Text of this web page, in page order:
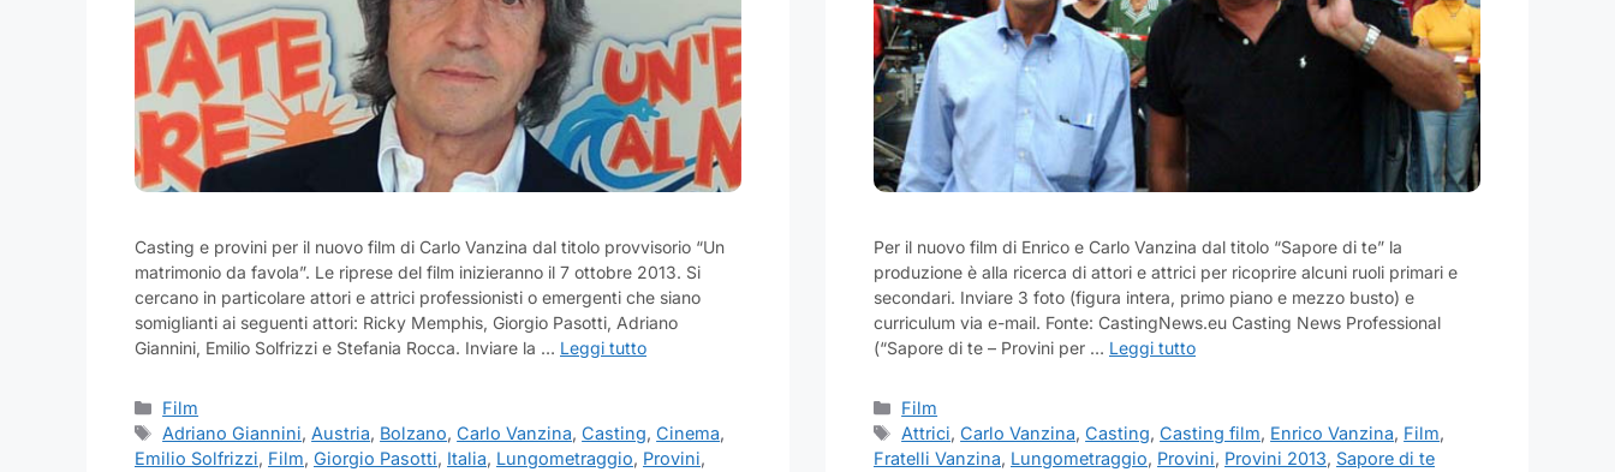
Casting e provini per il nuovo film di Carlo Vanzina dal titolo provvisorio “Un
matrimonio da favola”. Le riprese del film inizieranno il 7 ottobre 2013. Si
cercano in particolare attori e attrici professionisti o emergenti che siano
somiglianti ai seguenti attori: Ricky Memphis, Giorgio Pasotti, Adriano
Giannini, Emilio Solfrizzi e Stefania Rocca. Inviare la … Leggi tutto
Categorie
Film
Tag
Adriano Giannini, Austria, Bolzano,Carlo Vanzina,Casting,Cinema,
Emilio Solfrizzi, Film, Giorgio Pasotti, Italia, Lungometraggio, Provini,
Per il nuovo film di Enrico e Carlo Vanzina dal titolo “Sapore di te” la
produzione è alla ricerca di attori e attrici per ricoprire alcuni ruoli primari e
secondari. Inviare 3 foto (figura intera, primo piano e mezzo busto) e
curriculum via e-mail. Fonte: CastingNews.eu Casting News Professional
(“Sapore di te – Provini per … Leggi tutto
Categorie
Film
Tag
Attrici,Carlo Vanzina,Casting,Casting film, Enrico Vanzina, Film,
Fratelli Vanzina, Lungometraggio, Provini, Provini 2013, Sapore di te